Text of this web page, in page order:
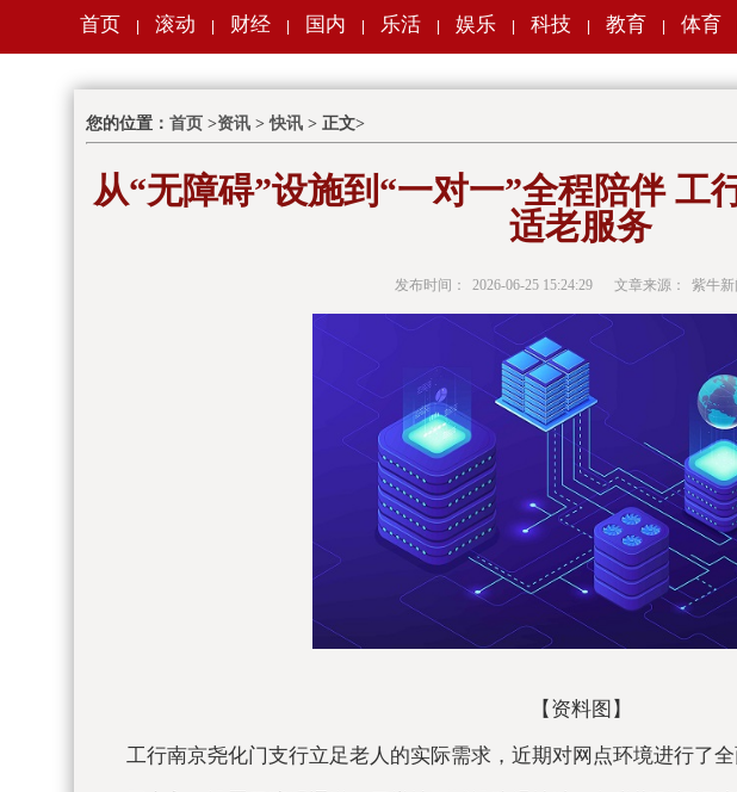
首页 滚动 财经 国内 乐活 娱乐 科技 教育 体育
您的位置： 首页 >资讯 >快讯 > 正文>
从“无障碍”设施到“一对一”全程陪伴 工
适老服务
发布时间： 2026-06-25 15:24:29 文章来源： 紫牛新
【资料图】
工行南京尧化门支行立足老人的实际需求，近期对网点环境进行了全